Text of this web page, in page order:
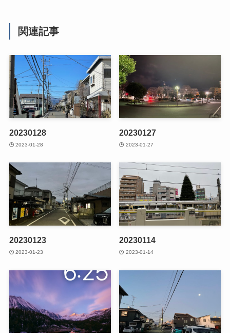
関連記事
20230128
2023-01-28
20230127
2023-01-27
20230123
2023-01-23
20230114
2023-01-14